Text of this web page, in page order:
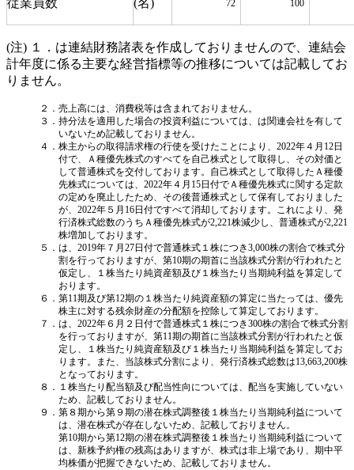
従業員数 (名) 72 100
(注) １．は連結財務諸表を作成しておりませんので、連結会
計年度に係る主要な経営指標等の推移については記載してお
りません。
２．売上高には、消費税等は含まれておりません。
３．持分法を適用した場合の投資利益については、は関連会社を有して
いないため記載しておりません。
４．株主からの取得請求権の行使を受けたことにより、2022年４月12日
付で、Ａ種優先株式のすべてを自己株式として取得し、その対価と
して普通株式を交付しております。自己株式として取得したＡ種優
先株式については、2022年４月15日付でＡ種優先株式に関する定款
の定めを廃止したため、その後普通株式として保有しておりました
が、2022年５月16日付ですべて消却しております。これにより、発
行済株式総数のうちＡ種優先株式が2,221株減少し、普通株式が2,221
株増加しております。
５．は、2019年７月27日付で普通株式１株につき3,000株の割合で株式分
割を行っておりますが、第10期の期首に当該株式分割が行われたと
仮定し、１株当たり純資産額及び１株当たり当期純利益を算定して
おります。
６．第11期及び第12期の１株当たり純資産額の算定に当たっては、優先
株主に対する残余財産の分配額を控除して算定しております。
７．は、2022年６月２日付で普通株式１株につき300株の割合で株式分割
を行っておりますが、第11期の期首に当該株式分割が行われたと仮
定し、１株当たり純資産額及び１株当たり当期純利益を算定してお
ります。また、当該株式分割により、発行済株式総数は13,663,200株
となっております。
８．１株当たり配当額及び配当性向については、配当を実施していない
ため、記載しておりません。
９．第８期から第９期の潜在株式調整後１株当たり当期純利益について
は、潜在株式が存在しないため、記載しておりません。
第10期から第12期の潜在株式調整後１株当たり当期純利益について
は、新株予約権の残高はありますが、株式は非上場であり、期中平
均株価が把握できないため、記載しておりません。